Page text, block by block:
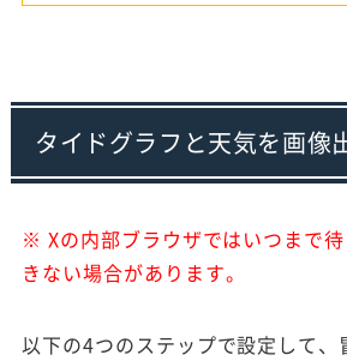
タイドグラフと天気を画像
※ Xの内部ブラウザではいつまで
きない場合があります。
以下の4つのステップで設定して、